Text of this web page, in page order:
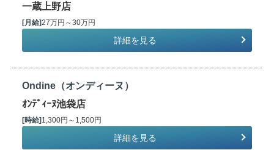
一蔵上野店
[月給]27万円～30万円
詳細を見る
Ondine（オンディーヌ）
ｵﾝﾃﾞｨｰﾇ池袋店
[時給] 1,300円～1,500円
詳細を見る